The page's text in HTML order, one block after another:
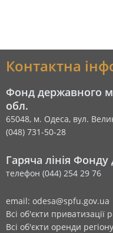
Контактна
Фонд державного
обл.
65048, м. Одеса, вул.
(048) 731-50-28
Гаряча лінія
телефон (044) 254 29 76
email: odesa@spfu.gov.ua
Всі об'єкти приватизації
Всі об'єкти оренди регіону